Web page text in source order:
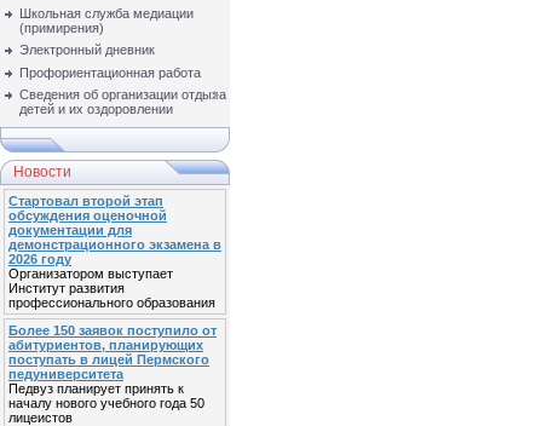
Школьная служба медиации
(примирения)
Электронный дневник
Профориентационная работа
Сведения об организации отдыха
детей и их оздоровлении
Новости
Стартовал второй этап
обсуждения оценочной
документации для
демонстрационного экзамена в
2026 году
Организатором выступает
Институт развития
профессионального образования
Более 150 заявок поступило от
абитуриентов, планирующих
поступать в лицей Пермского
педуниверситета
Педвуз планирует принять к
началу нового учебного года 50
лицеистов